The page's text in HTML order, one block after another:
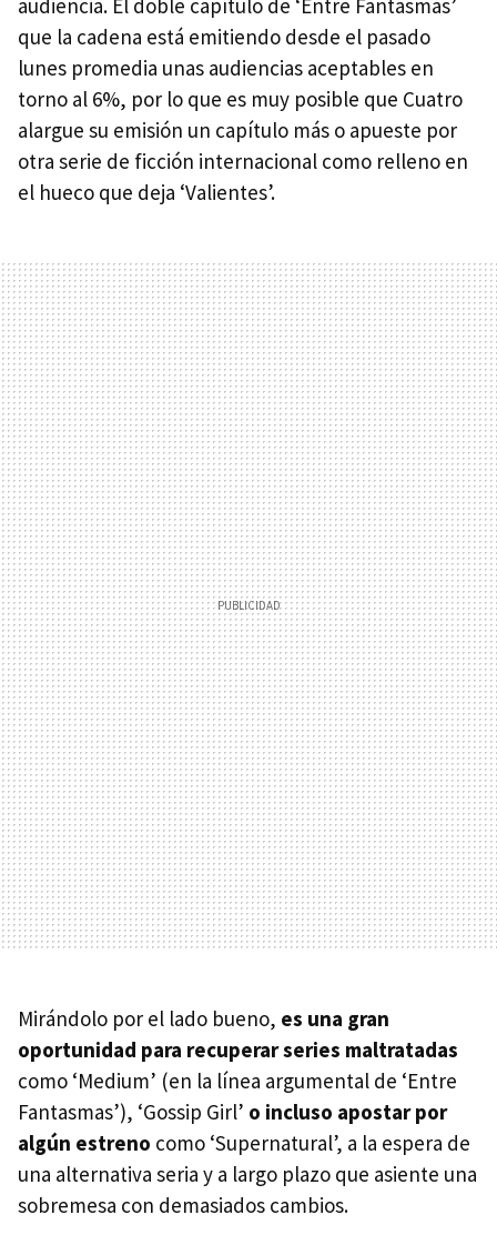
que la cadena está emitiendo desde el pasado
lunes promedia unas audiencias aceptables en
torno al 6%, por lo que es muy posible que Cuatro
alargue su emisión un capítulo más o apueste por
otra serie de ficción internacional como relleno en
el hueco que deja ‘Valientes’.
Mirándolo por el lado bueno, es una gran
oportunidad para recuperar series maltratadas
como ‘Medium’ (en la línea argumental de ‘Entre
Fantasmas’), ‘Gossip Girl’ o incluso apostar por
algún estreno como ‘Supernatural’, a la espera de
una alternativa seria y a largo plazo que asiente una
sobremesa con demasiados cambios.